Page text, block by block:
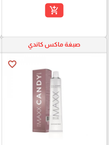
add_shopping_cart
صبغة ماكس كاندي
favorite_border